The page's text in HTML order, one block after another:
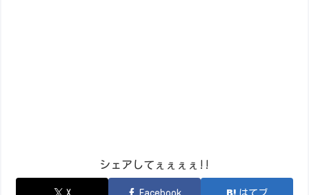
シェアしてぇぇぇぇ!!
X Facebook はてブ